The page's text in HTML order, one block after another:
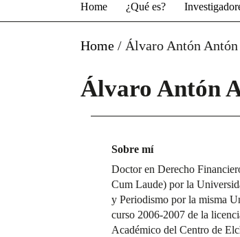
Home ¿Qué es?
Home / Álvaro Antón Antón
Álvaro Antón
Sobre mí
Doctor en Derecho
Cum Laude) por la
y Periodismo por la misma
curso 2006-2007 de la
Académico del Centro de